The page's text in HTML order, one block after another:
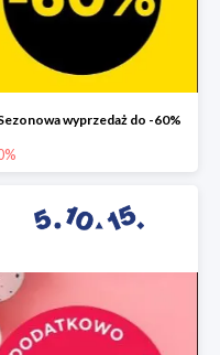
wyprzedaż do -60%